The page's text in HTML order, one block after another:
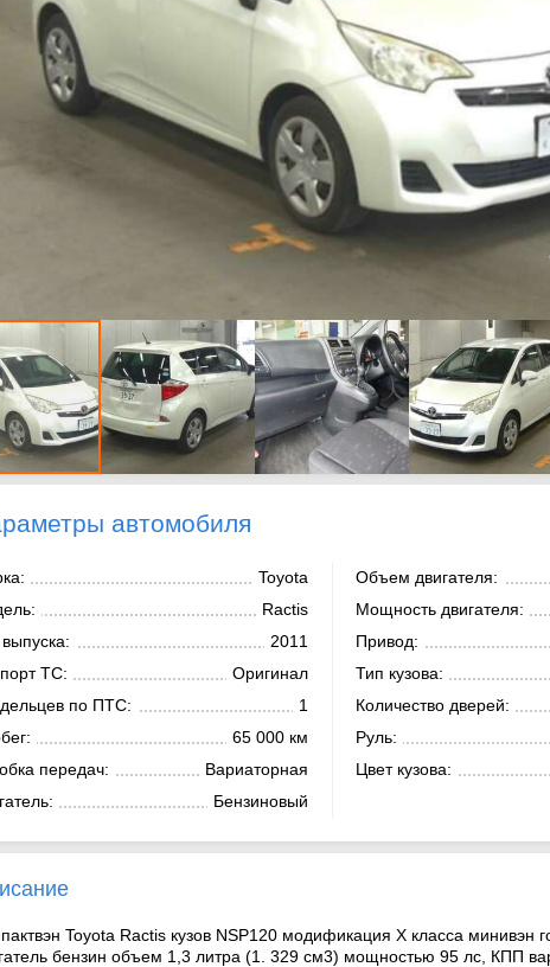
автомобиля
Toyota
Ractis
2011
ТС:
Оригинал
по ПТС:
1
65 000 км
передач:
Вариаторная
Бензиновый
Объем двигателя:
Мощность двигателя:
Привод:
Тип кузова:
Количество дверей:
Руль:
Цвет кузова:
Toyota Ractis кузов NSP120 модификация X класса минивэн
бензин объем 1,3 литра (1. 329 см3) мощностью 95 лс, КПП